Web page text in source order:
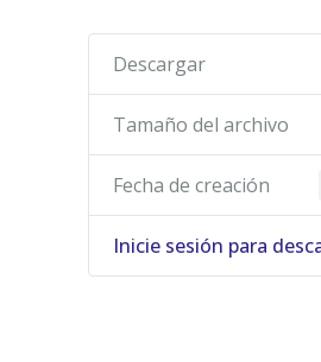
Descargar
Tamaño del archivo
Fecha de creación
Inicie sesión para